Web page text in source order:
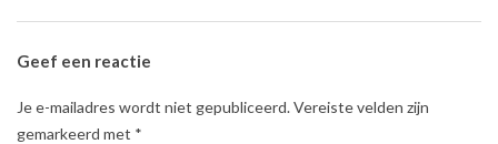
Geef een reactie
Je e-mailadres wordt niet gepubliceerd.Vereiste velden zijn
gemarkeerd met *